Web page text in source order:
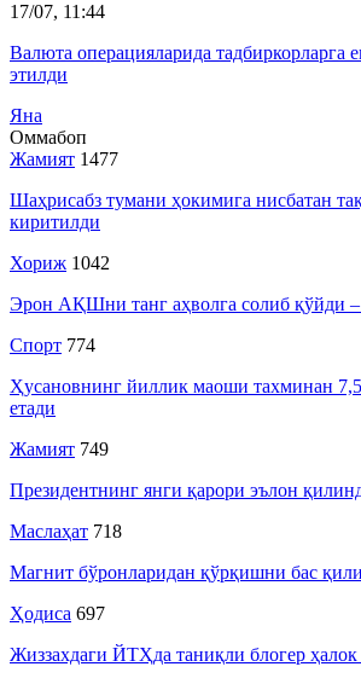
17/07, 11:44
Валюта операцияларида тадбиркорларга
этилди
Яна
Оммабоп
Жамият 1477
Шаҳрисабз тумани ҳокимига нисбатан
киритилди
Хориж 1042
Эрон АҚШни танг аҳволга солиб қўйди
Спорт 774
Ҳусановнинг йиллик маоши тахминан
етади
Жамият 749
Президентнинг янги қарори эълон
Маслаҳат 718
Магнит бўронларидан қўрқишни бас
Ҳодиса 697
Жиззахдаги ЙТҲда таниқли блогер ҳалок